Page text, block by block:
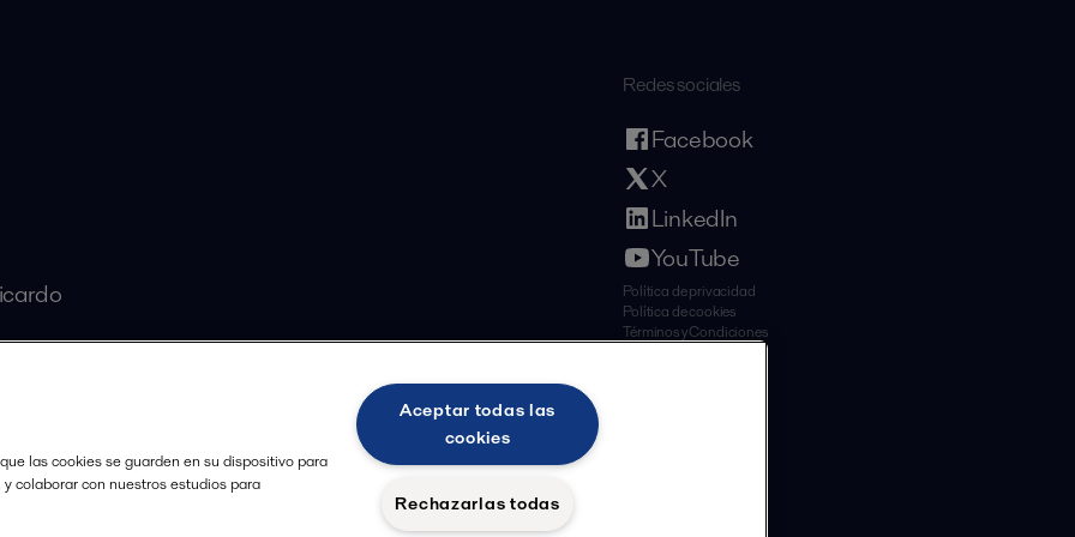
Redes sociales
Facebook
X
LinkedIn
YouTube
Política de privacidad
Política de cookies
Términos y Condiciones
las cookies se guarden en su dispositivo para
colaborar con nuestros estudios para
Aceptar todas las
cookies
Rechazarlas todas